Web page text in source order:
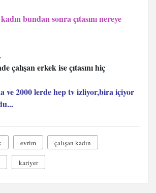
bundan sonra çıtasını nereye
çalışan erkek ise çıtasını hiç
ve 2000 lerde hep tv izliyor,bira içiyor
evrim çalışan kadın
kariyer